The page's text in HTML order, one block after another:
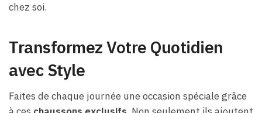
chez soi.
Transformez Votre Quotidien
avec Style
Faites de chaque journée une occasion spéciale grâce